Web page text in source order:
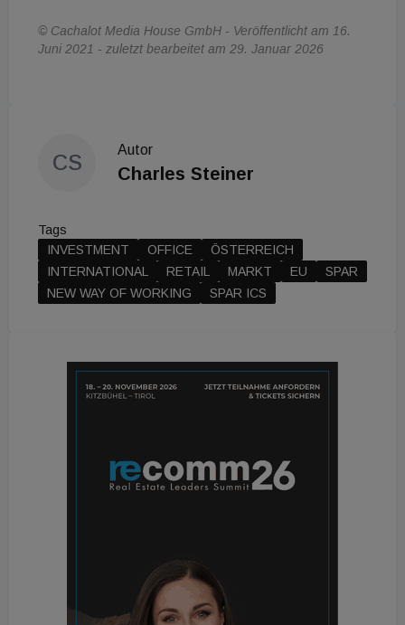
© Cachalot Media House GmbH - Veröffentlicht am 16.
Juni 2021 - zuletzt bearbeitet am 29. Januar 2026
CS
Autor
Charles Steiner
Tags
INVESTMENT
OFFICE
ÖSTERREICH
INTERNATIONAL
RETAIL MARKT EU
SPAR
NEW WAY OF WORKING
SPAR ICS